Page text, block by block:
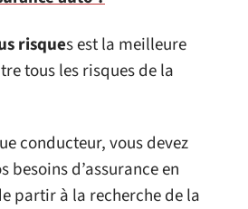
risques est la meilleure
tous les risques de la
conducteur, vous devez
besoins d’assurance en
partir à la recherche de la